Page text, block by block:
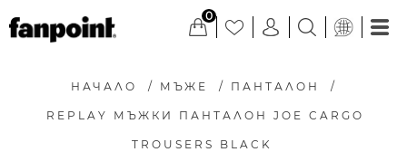
0
НАЧАЛО / МЪЖЕ / ПАНТАЛОН /
REPLAY МЪЖКИ ПАНТАЛОН JOE CARGO
TROUSERS BLACK